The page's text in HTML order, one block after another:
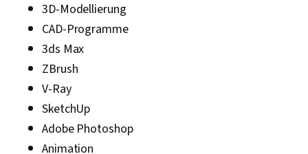
3D-Modellierung
CAD-Programme
3ds Max
ZBrush
V-Ray
SketchUp
Adobe Photoshop
Animation